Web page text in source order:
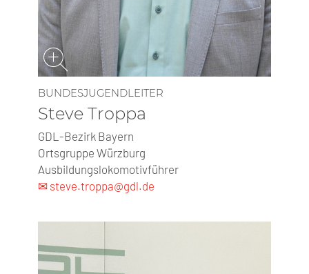
BUNDESJUGENDLEITER
Steve Troppa
GDL-Bezirk Bayern
Ortsgruppe Würzburg
Ausbildungslokomotivführer
✉ steve.troppa@gdl.de